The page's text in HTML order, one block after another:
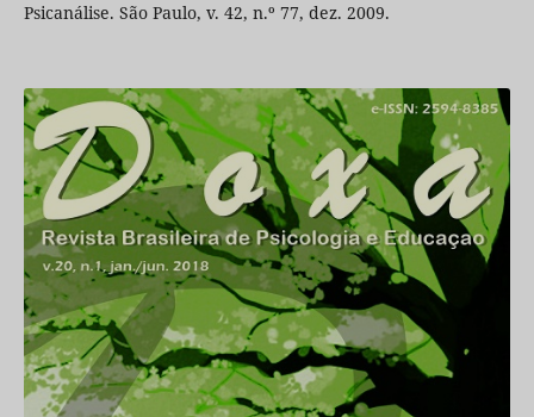
Psicanálise. São Paulo, v. 42, n.º 77, dez. 2009.